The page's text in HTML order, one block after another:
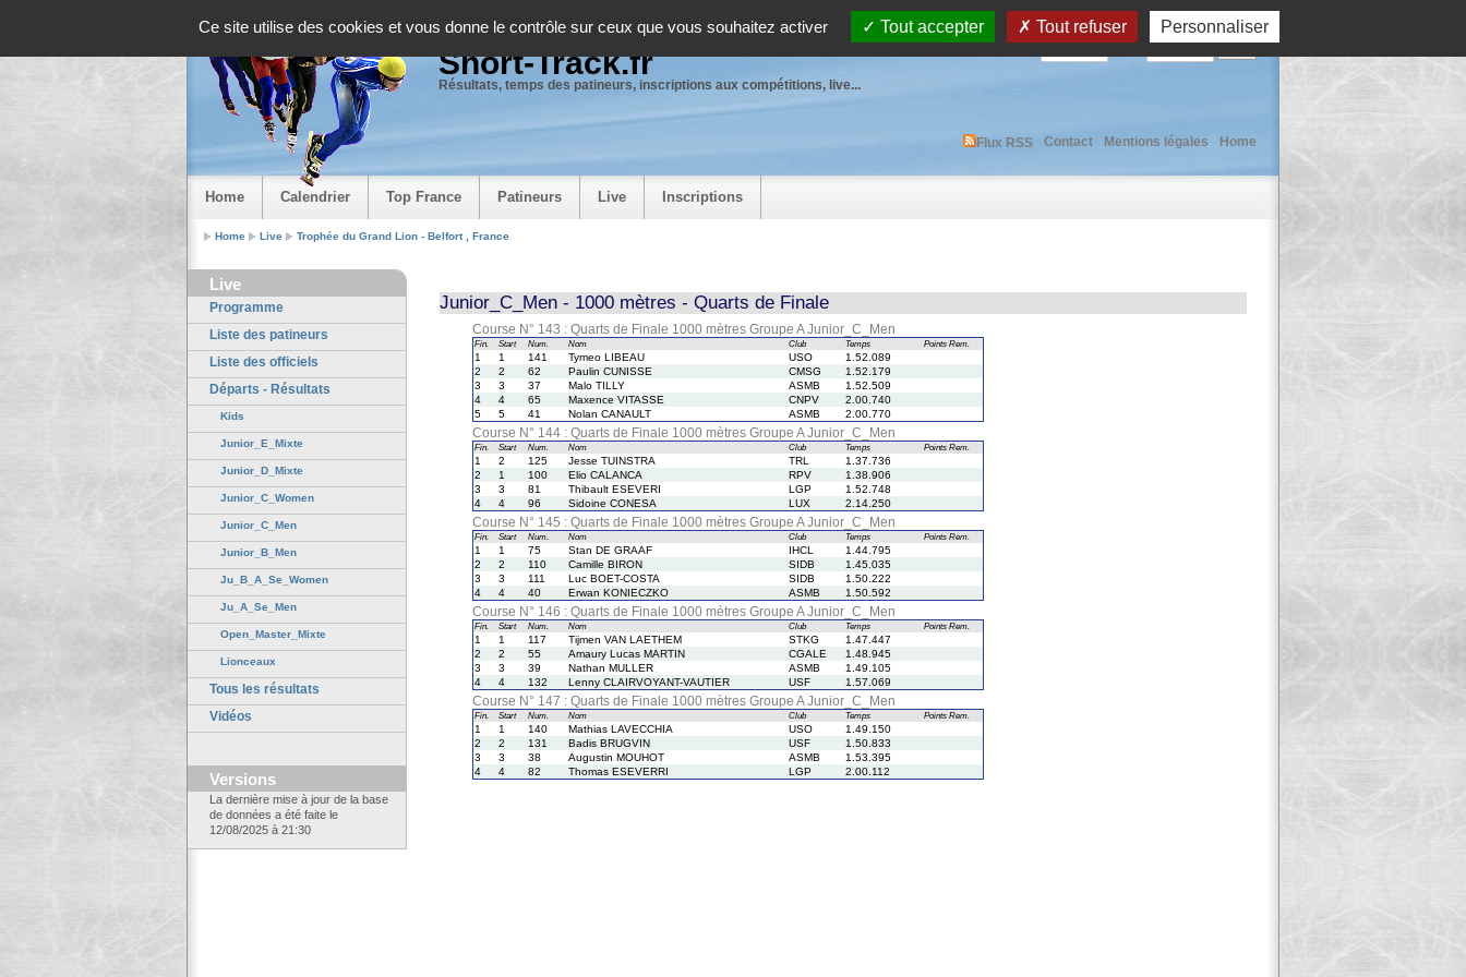
Ce site utilise des cookies et vous donne le contrôle sur ceux que vous souhaitez activer Tout accepter Tout refuser Personnaliser
Short-Track.fr
Résultats, temps des patineurs, inscriptions aux compétitions, live...
Home
Mentions légales
Contact
Flux RSS
Home Calendrier Top France Patineurs Live Inscriptions
Home Live Trophée du Grand Lion - Belfort , France
Live
Programme
Liste des patineurs
Liste des officiels
Départs - Résultats
Kids
Junior_E_Mixte
Junior_D_Mixte
Junior_C_Women
Junior_C_Men
Junior_B_Men
Ju_B_A_Se_Women
Ju_A_Se_Men
Open_Master_Mixte
Lionceaux
Tous les résultats
Vidéos
Versions
La dernière mise à jour de la base
de données a été faite le
12/08/2025 à 21:30
Junior_C_Men - 1000 mètres - Quarts de Finale
Course N° 143 : Quarts de Finale 1000 mètres Groupe A Junior_C_Men
Fin. Start Num. Nom Club Temps Points Rem.
1 1 141 Tymeo LIBEAU USO
1.52.089
2
2 62 Paulin CUNISSE CMSG
1.52.179
3
3 37 Malo TILLY ASMB
1.52.509
4
4 65 Maxence VITASSE CNPV
2.00.740
5
5 41 Nolan CANAULT ASMB 2.00.770
Course N° 144 : Quarts de Finale 1000 mètres Groupe A Junior_C_Men
Fin. Start Num. Nom Club Temps Points Rem.
1 2 125 Jesse TUINSTRA TRL
1.37.736
2
1 100 Elio CALANCA RPV
1.38.906
3
3 81 Thibault ESEVERI LGP
1.52.748
4
4 96 Sidoine CONESA LUX 2.14.250
Course N° 145 : Quarts de Finale 1000 mètres Groupe A Junior_C_Men
Fin. Start Num. Nom Club Temps Points Rem.
1 1 75 Stan DE GRAAF IHCL
1.44.795
2
2 110 Camille BIRON SIDB
1.45.035
3
3 111 Luc BOET-COSTA SIDB
1.50.222
4
4 40 Erwan KONIECZKO ASMB 1.50.592
Course N° 146 : Quarts de Finale 1000 mètres Groupe A Junior_C_Men
Fin. Start Num. Nom Club Temps Points Rem.
1 1 117 Tijmen VAN LAETHEM STKG
1.47.447
2
2 55 Amaury Lucas MARTIN CGALE
1.48.945
3
3 39 Nathan MULLER ASMB
1.49.105
4
4 132 Lenny CLAIRVOYANT-VAUTIER USF 1.57.069
Course N° 147 : Quarts de Finale 1000 mètres Groupe A Junior_C_Men
Fin. Start Num. Nom Club Temps Points Rem.
1 1 140 Mathias LAVECCHIA USO
1.49.150
2
2 131 Badis BRUGVIN USF
1.50.833
3
3 38 Augustin MOUHOT ASMB
1.53.395
4
4 82 Thomas ESEVERRI LGP 2.00.112